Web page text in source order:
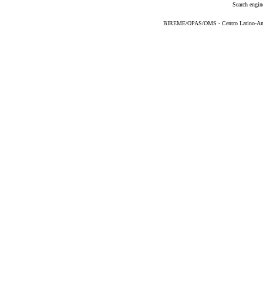
Search
BIREME/OPAS/OMS - Centro Latino-